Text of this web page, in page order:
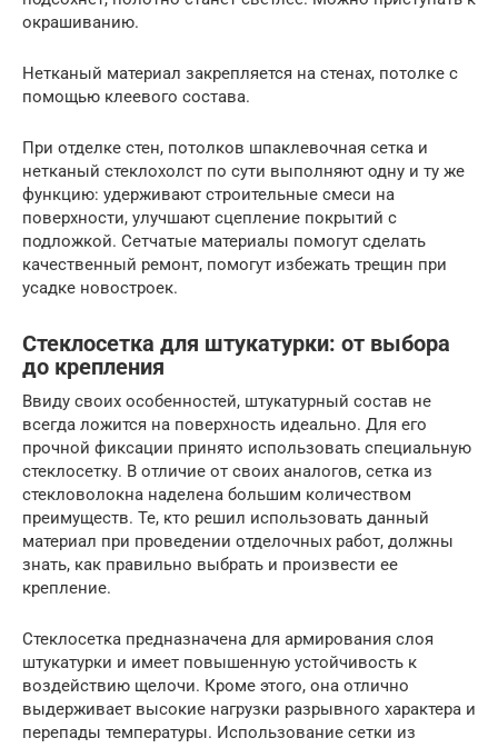
окрашиванию.
Нетканый материал закрепляется на стенах, потолке с
помощью клеевого состава.
При отделке стен, потолков шпаклевочная сетка и
нетканый стеклохолст по сути выполняют одну и ту же
функцию: удерживают строительные смеси на
поверхности, улучшают сцепление покрытий с
подложкой. Сетчатые материалы помогут сделать
качественный ремонт, помогут избежать трещин при
усадке новостроек.
Стеклосетка для штукатурки: от выбора
до крепления
Ввиду своих особенностей, штукатурный состав не
всегда ложится на поверхность идеально. Для его
прочной фиксации принято использовать специальную
стеклосетку. В отличие от своих аналогов, сетка из
стекловолокна наделена большим количеством
преимуществ. Те, кто решил использовать данный
материал при проведении отделочных работ, должны
знать, как правильно выбрать и произвести ее
крепление.
Стеклосетка предназначена для армирования слоя
штукатурки и имеет повышенную устойчивость к
воздействию щелочи. Кроме этого, она отлично
выдерживает высокие нагрузки разрывного характера и
перепады температуры. Использование сетки из